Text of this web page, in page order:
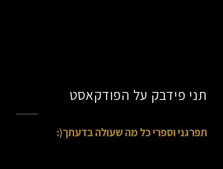
תני פידבק על הפודקאסט
תפרגני וספרי כל מה שעולה בדעתך(: